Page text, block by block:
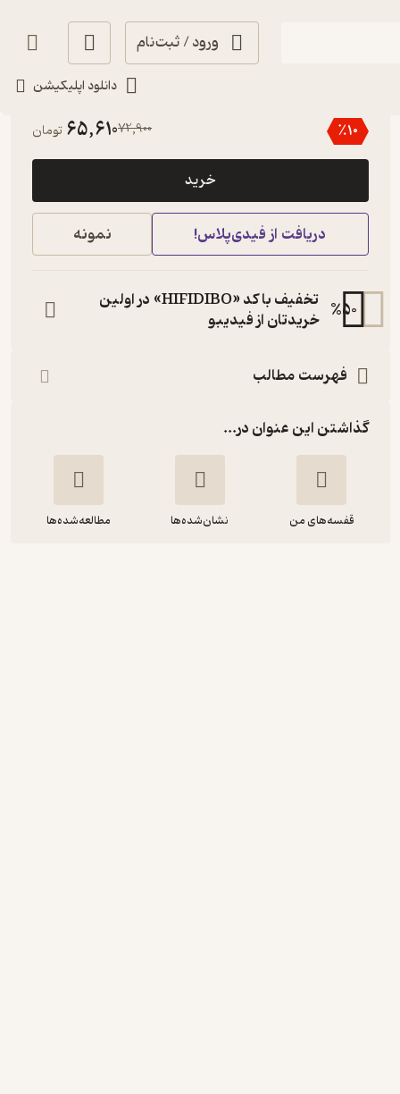
ورود / ثبت‌نام
دانلود اپلیکیشن
٪10
72,900
65,610 تومان
خرید
دریافت از فیدی‌پلاس! نمونه
%50
تخفیف با کد «HIFIDIBO» در اولین
خریدتان از فیدیبو
فهرست مطالب
گذاشتن این عنوان در...
قفسه‌های من نشان‌شده‌ها مطالعه‌شده‌ها